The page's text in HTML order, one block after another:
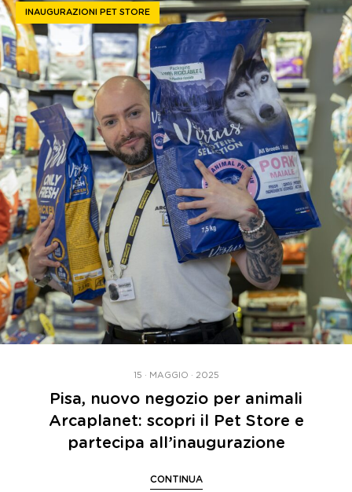
INAUGURAZIONI PET STORE
15 · MAGGIO · 2025
Pisa, nuovo negozio per animali
Arcaplanet: scopri il Pet Store e
partecipa all’inaugurazione
CONTINUA